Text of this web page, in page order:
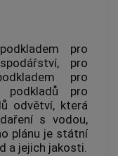
pro
pro
pro
podkladů pro
odvětví, která
s vodou,
plánu je státní
a jejich jakosti.